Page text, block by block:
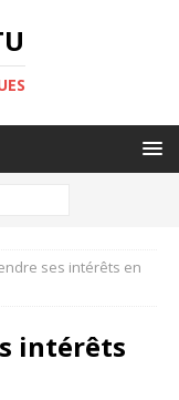
ses intérêts en
intérêts